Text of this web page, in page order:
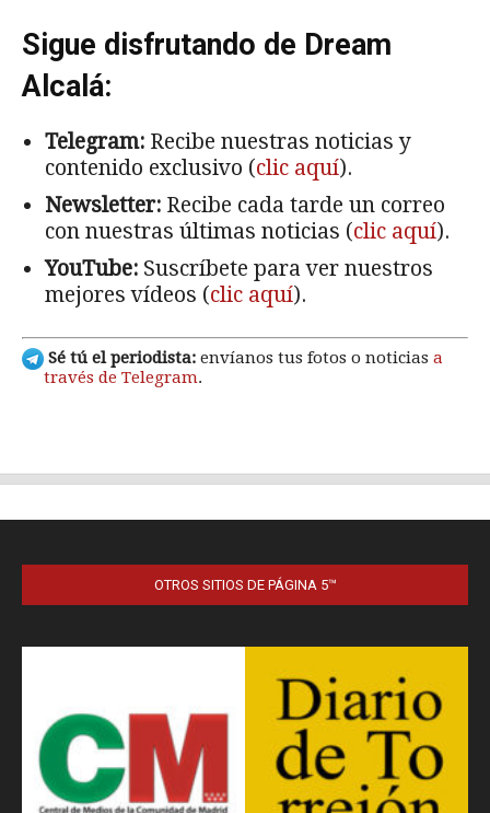
OTROS SITIOS DE PÁGINA 5™